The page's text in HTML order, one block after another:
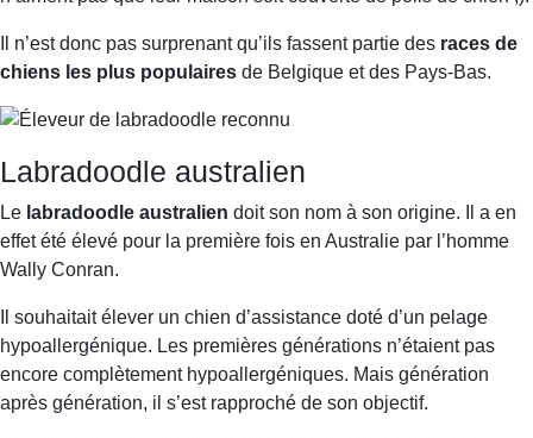
Il n’est donc pas surprenant qu’ils fassent partie des races de
chiens les plus populaires de Belgique et des Pays-Bas.
Labradoodle australien
Le labradoodle australien doit son nom à son origine. Il a en
effet été élevé pour la première fois en Australie par l’homme
Wally Conran.
Il souhaitait élever un chien d’assistance doté d’un pelage
hypoallergénique. Les premières générations n’étaient pas
encore complètement hypoallergéniques. Mais génération
après génération, il s’est rapproché de son objectif.